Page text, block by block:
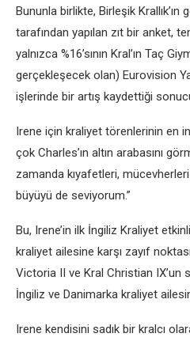
Bununla birlikte, Birleşik
tarafından yapılan zıt bir anket,
yalnızca %16’sının Kral’ın Taç
gerçekleşecek olan) Eurovision
işlerinde bir artış kaydettiği
Irene için kraliyet törenlerinin en
çok Charles’ın altın arabasını
zamanda kıyafetleri,
büyüyü de seviyorum.”
Bu, Irene’in ilk İngiliz Kraliyet
kraliyet ailesine karşı zayıf
Victoria II ve Kral Christian IX’un
İngiliz ve Danimarka kraliyet
Irene kendisini sadık bir kralcı